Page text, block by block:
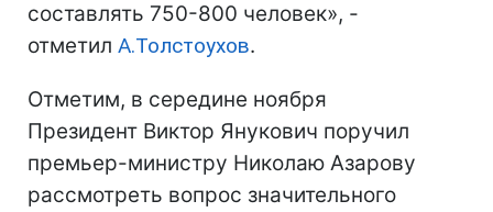
составлять 750-800 человек», -
отметил А.Толстоухов.
Отметим, в середине ноября
Президент Виктор Янукович поручил
премьер-министру Николаю Азарову
рассмотреть вопрос значительного